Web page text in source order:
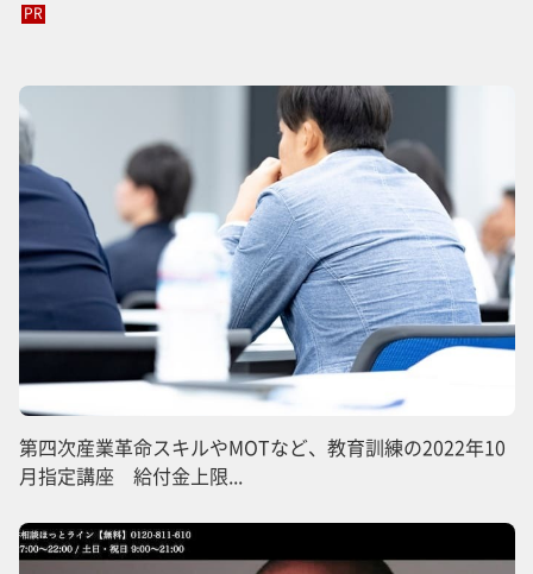
PR
第四次産業革命スキルやMOTなど、教育訓練の2022年10
月指定講座 給付金上限...